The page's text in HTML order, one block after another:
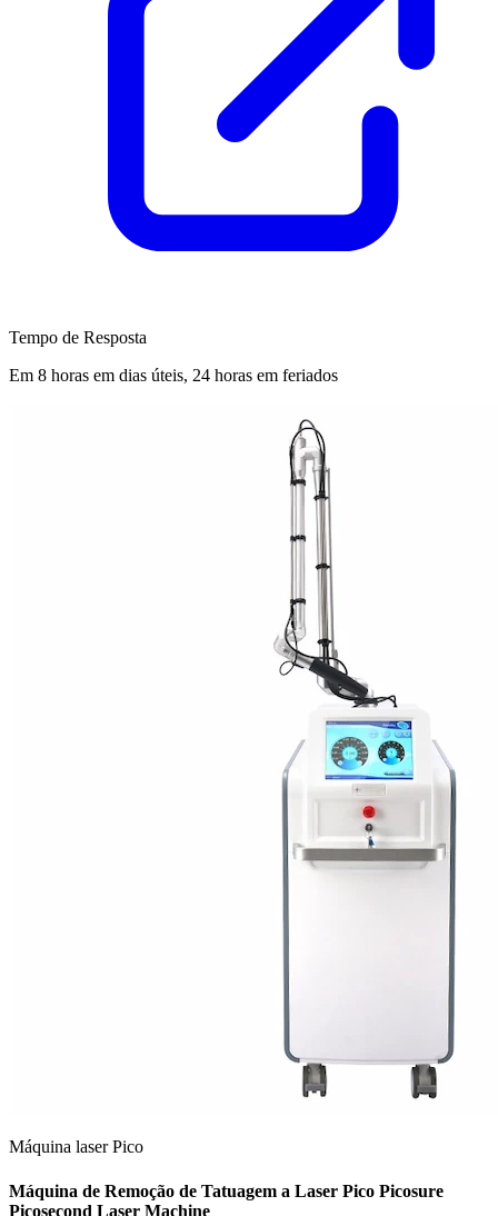
Tempo de Resposta
Em 8 horas em dias úteis, 24 horas em feriados
Máquina laser Pico
Máquina de Remoção de Tatuagem a Laser Pico Picosure
Picosecond Laser Machine